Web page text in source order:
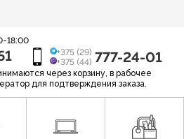
18:00
+375 (29)
+375 (44) 777-24-01
через корзину, в рабочее
для подтверждения заказа.